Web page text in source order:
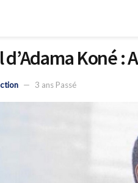
Koné :
3 ans Passé